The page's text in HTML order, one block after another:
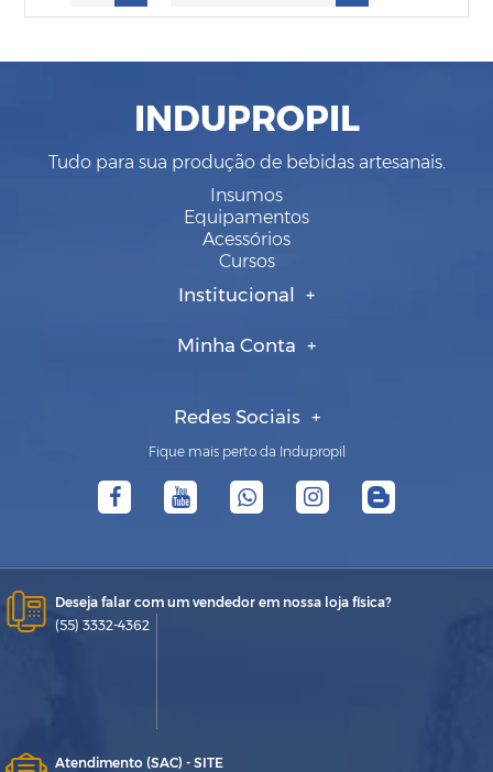
INDUPROPIL
Tudo para sua produção de bebidas artesanais.
Insumos
Equipamentos
Acessórios
Cursos
Institucional
Minha Conta
Redes Sociais
Fique mais perto da Indupropil
Deseja falar com um vendedor em nossa loja física?
(55) 3332-4362
Atendimento (SAC) - SITE